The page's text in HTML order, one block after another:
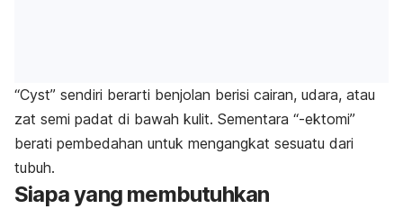
“Cyst” sendiri berarti benjolan berisi cairan, udara, atau
zat semi padat di bawah kulit. Sementara “-ektomi”
berati pembedahan untuk mengangkat sesuatu dari
tubuh.
Siapa yang membutuhkan